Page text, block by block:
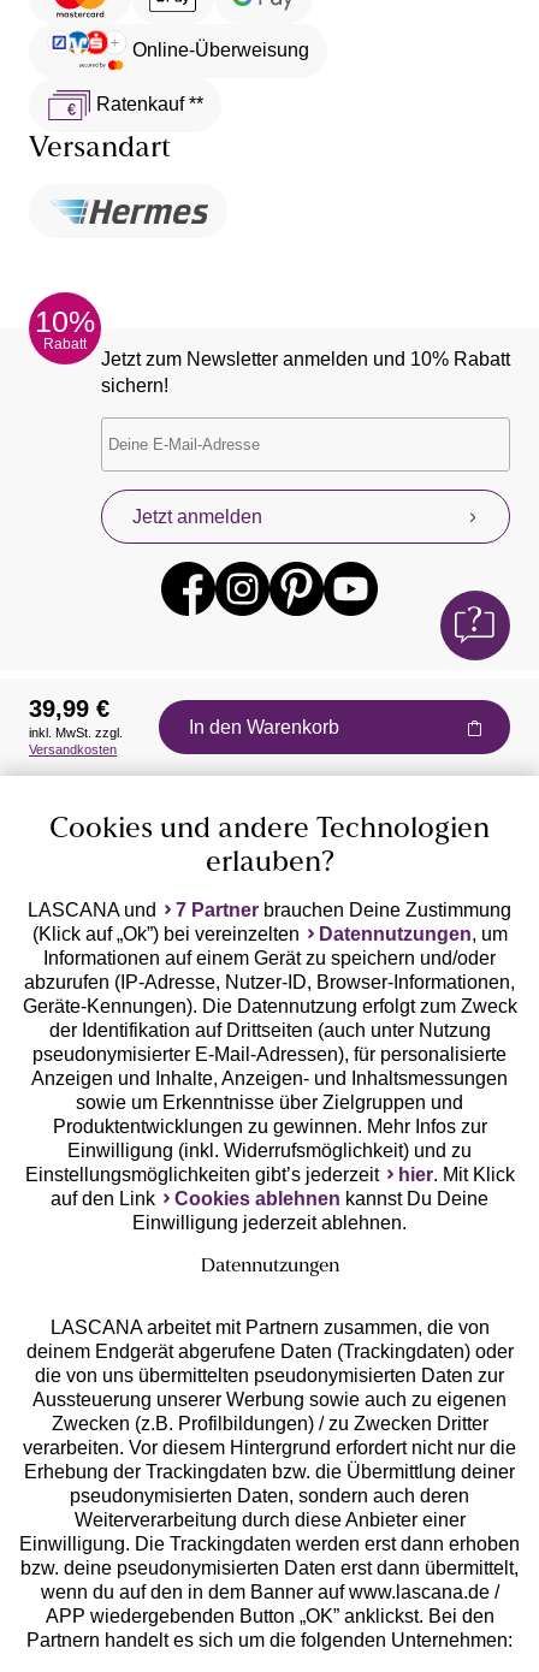
Online-Überweisung
Ratenkauf **
Versandart
10%
Rabatt
Jetzt zum Newsletter anmelden und 10% Rabatt
sichern!
Jetzt anmelden
Auszeichnungen
Geprüfte Sicherheit
Unsere Apps
Services
Beratung
Über uns
Rechtliches
39,99 €
inkl. MwSt. zzgl.
Versandkosten
In den Warenkorb
Cookies und andere Technologien
erlauben?
LASCANA und 7 Partner brauchen Deine Zustimmung
(Klick auf „Ok”) bei vereinzelten
Datennutzungen, um
Informationen auf einem Gerät zu speichern und/oder
abzurufen (IP-Adresse, Nutzer-ID, Browser-Informationen,
Geräte-Kennungen). Die Datennutzung erfolgt zum Zweck
der Identifikation auf Drittseiten (auch unter Nutzung
pseudonymisierter E-Mail-Adressen), für personalisierte
Anzeigen und Inhalte, Anzeigen- und Inhaltsmessungen
sowie um Erkenntnisse über Zielgruppen und
Produktentwicklungen zu gewinnen. Mehr Infos zur
Einwilligung (inkl. Widerrufsmöglichkeit) und zu
Einstellungsmöglichkeiten gibt’s jederzeit
hier. Mit Klick
auf den Link
Cookies ablehnen kannst Du Deine
Einwilligung jederzeit ablehnen.
Datennutzungen
LASCANA arbeitet mit Partnern zusammen, die von
deinem Endgerät abgerufene Daten (Trackingdaten) oder
die von uns übermittelten pseudonymisierten Daten zur
Aussteuerung unserer Werbung sowie auch zu eigenen
Zwecken (z.B. Profilbildungen) / zu Zwecken Dritter
verarbeiten. Vor diesem Hintergrund erfordert nicht nur die
Erhebung der Trackingdaten bzw. die Übermittlung deiner
pseudonymisierten Daten, sondern auch deren
Weiterverarbeitung durch diese Anbieter einer
Einwilligung. Die Trackingdaten werden erst dann erhoben
bzw. deine pseudonymisierten Daten erst dann übermittelt,
wenn du auf den in dem Banner auf www.lascana.de /
APP wiedergebenden Button „OK” anklickst. Bei den
Partnern handelt es sich um die folgenden Unternehmen: